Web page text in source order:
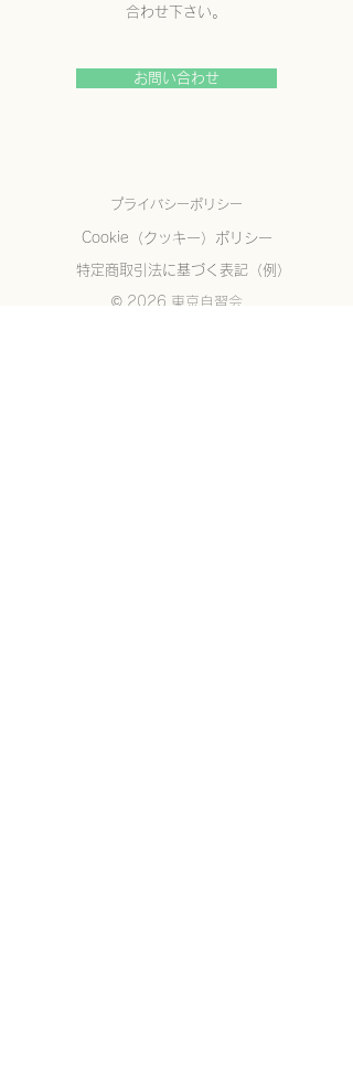
合わせ下さい。
お問い合わせ
プライバシーポリシー
Cookie（クッキー）ポリシー
特定商取引法に基づく表記（例）
© 2026 東京自習会